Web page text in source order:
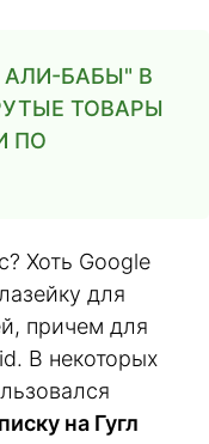
БАБЫ" В
ТОВАРЫ
ПО
Хоть Google
для
причем для
В некоторых
на Гугл